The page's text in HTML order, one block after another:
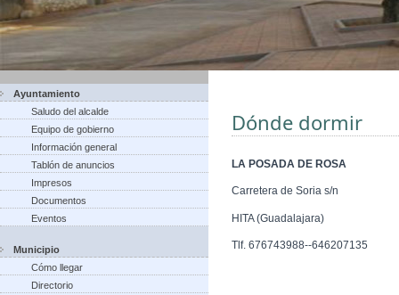
Ayuntamiento
Saludo del alcalde
Equipo de gobierno
Información general
Tablón de anuncios
Impresos
Documentos
Eventos
Municipio
Cómo llegar
Directorio
Dónde dormir
LA POSADA DE ROSA
Carretera de Soria s/n
HITA (Guadalajara)
Tlf. 676743988--646207135